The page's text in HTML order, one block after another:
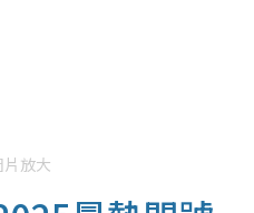
放大